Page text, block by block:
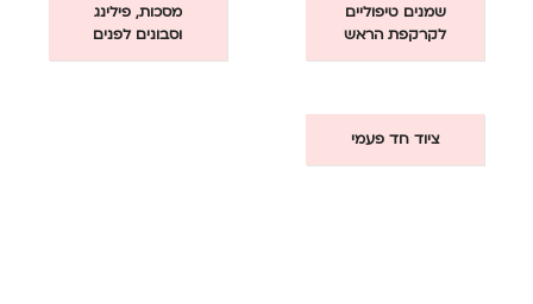
שמנים טיפוליים
לקרקפת הראש
מסכות, פילינג
וסבונים לפנים
ציוד חד פעמי